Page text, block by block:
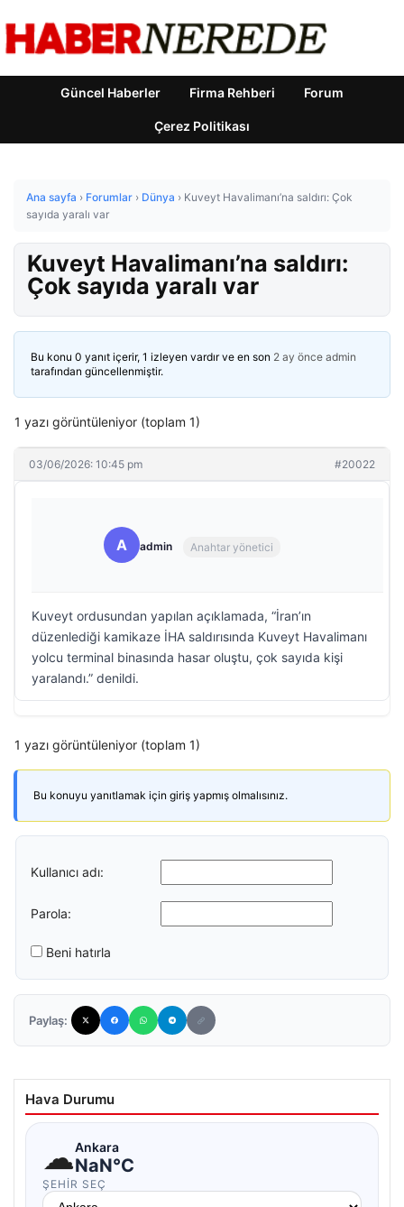
Güncel Haberler Firma Rehberi Forum
Çerez Politikası
Ana sayfa › Forumlar › Dünya › Kuveyt Havalimanı’na saldırı: Çok
sayıda yaralı var
Kuveyt Havalimanı’na saldırı:
Çok sayıda yaralı var
Bu konu 0 yanıt içerir, 1 izleyen vardır ve en son 2 ay önce admin
tarafından güncellenmiştir.
1 yazı görüntüleniyor (toplam 1)
03/06/2026: 10:45 pm #20022
A admin Anahtar yönetici
Kuveyt ordusundan yapılan açıklamada, “İran’ın
düzenlediği kamikaze İHA saldırısında Kuveyt Havalimanı
yolcu terminal binasında hasar oluştu, çok sayıda kişi
yaralandı.” denildi.
1 yazı görüntüleniyor (toplam 1)
Bu konuyu yanıtlamak için giriş yapmış olmalısınız.
Kullanıcı adı:
Parola:
Beni hatırla
Paylaş:
Hava Durumu
☁Ankara
NaN°C
ŞEHIR SEÇ